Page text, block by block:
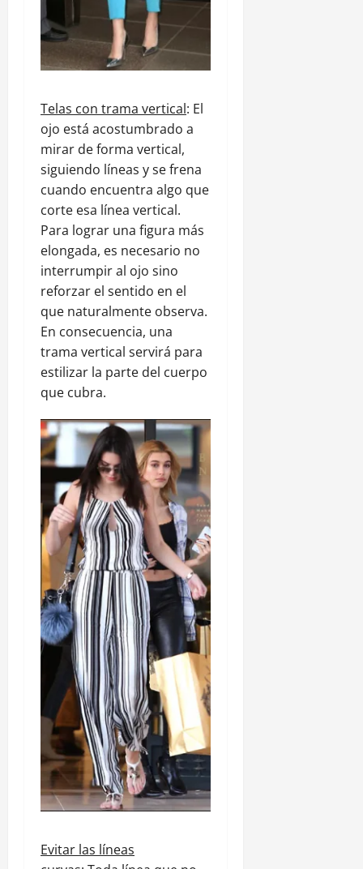
Telas con trama vertical: El
ojo está acostumbrado a
mirar de forma vertical,
siguiendo líneas y se frena
cuando encuentra algo que
corte esa línea vertical.
Para lograr una figura más
elongada, es necesario no
interrumpir al ojo sino
reforzar el sentido en el
que naturalmente observa.
En consecuencia, una
trama vertical servirá para
estilizar la parte del cuerpo
que cubra.
Evitar las líneas